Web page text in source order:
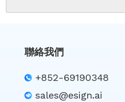
聯絡我們
+852-69190348
sales@esign.ai